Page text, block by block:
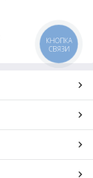
КНОПКА
СВЯЗИ